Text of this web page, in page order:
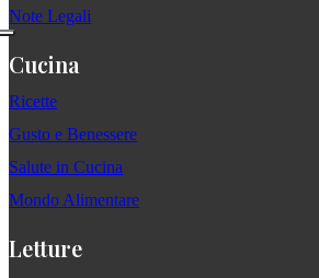
Note Legali
Cucina
Ricette
Gusto e Benessere
Salute in Cucina
Mondo Alimentare
Letture